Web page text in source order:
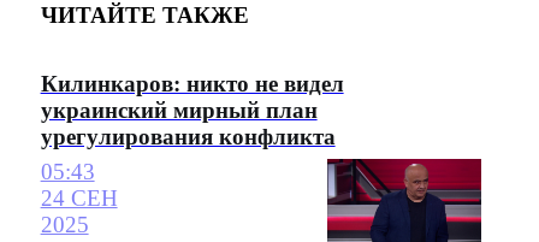
ЧИТАЙТЕ ТАКЖЕ
Килинкаров: никто не видел
украинский мирный план
урегулирования конфликта
05:43
24 СЕН
2025